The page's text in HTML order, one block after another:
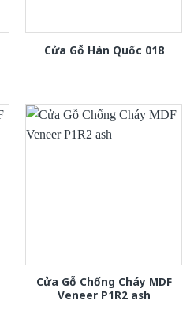
Cửa Gỗ Hàn Quốc 018
Cửa Gỗ Chống Cháy MDF
Veneer P1R2 ash